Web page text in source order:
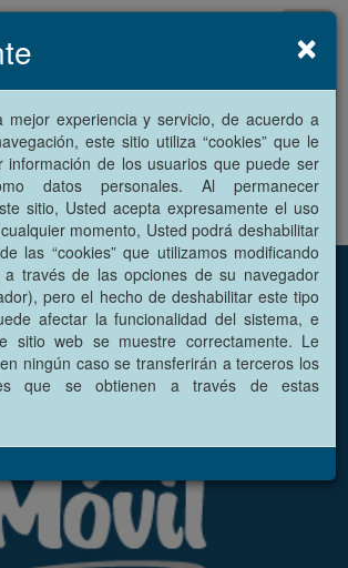
×
mejor experiencia y servicio, de acuerdo a
este sitio utiliza “cookies” que le
información de los usuarios que puede ser
datos personales. Al permanecer
sitio, Usted acepta expresamente el uso
momento, Usted podrá deshabilitar
las “cookies” que utilizamos modificando
a través de las opciones de su navegador
pero el hecho de deshabilitar este tipo
afectar la funcionalidad del sistema, e
sitio web se muestre correctamente. Le
ningún caso se transferirán a terceros los
que se obtienen a través de estas